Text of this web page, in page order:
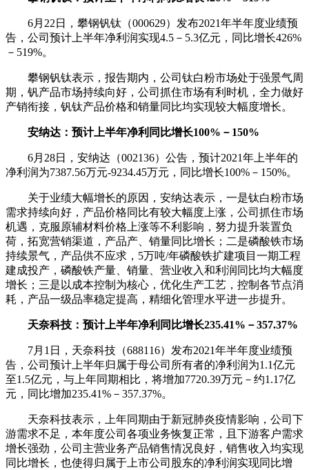
6月22日，攀钢钒钛（000629）发布2021年半年度业绩预
告，公司预计上半年净利润实现4.5－5.3亿元，同比增长426%
－519%。
攀钢钒钛表示，报告期内，公司钛白粉市场处于强景气周
期，钒产品市场持续向好，公司抓住市场有利时机，全力做好
产销衔接，钒钛产品价格和销量同比均实现较大幅度增长。
安纳达：预计上半年净利同比增长100% － 150%
6月28日，安纳达（002136）公告，预计2021年上半年的
净利润为7387.56万元-9234.45万元，同比增长100%－150%。
关于业绩大幅增长的原因，安纳达表示，一是钛白粉市场
需求持续向好，产品价格同比有较大幅度上涨，公司抓住市场
机遇，克服原辅材料价格上涨等不利影响，努力提升装置负
荷，拓宽营销渠道，产品产、销量同比增长；二是磷酸铁市场
持续景气，产品供不应求，5万吨/年磷酸铁扩建项目一期工程
建成投产，磷酸铁产量、销量、营业收入和利润同比均大幅度
增长；三是以成本控制为核心，优化生产工艺，控制各节点消
耗，产品一级品率稳定提高，精细化管理水平进一步提升。
天奈科技：预计上半年净利同比增长235.41%－357.37%
7月1日，天奈科技（688116）发布2021年半年度业绩预
告，公司预计上半年归属于母公司所有者的净利润为1.1亿元
至1.5亿元，与上年同期相比，将增加7720.39万元－约1.17亿
元，同比增加235.41%－357.37%。
天奈科技表示，上年同期由于新冠肺炎疫情影响，公司下
游需求不足，本年度公司各项业务恢复正常，且下游客户需求
增长强劲，公司主营业务产品销售情况良好，销售收入均实现
同比增长，也使得归属于上市公司股东的净利润实现同比增